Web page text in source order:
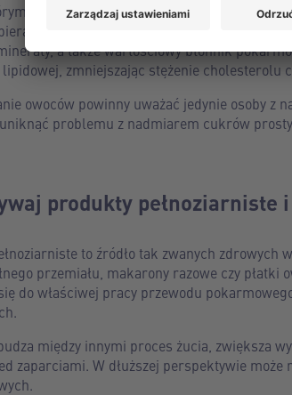
trudno to sobie nawet wyobrazić,
one działanie układu
a także wartościowy błonnik
zmniejszając stężenie cholesterolu
owoców powinny uważać jedynie osoby z
problemu z nadmiarem cukrów
produkty
to źródło tak zwanych zdrowych
przemiału, makarony razowe czy
do właściwej pracy przewodu
między innymi proces żucia, zwiększa
zaparciami. W dłuższej perspektywie